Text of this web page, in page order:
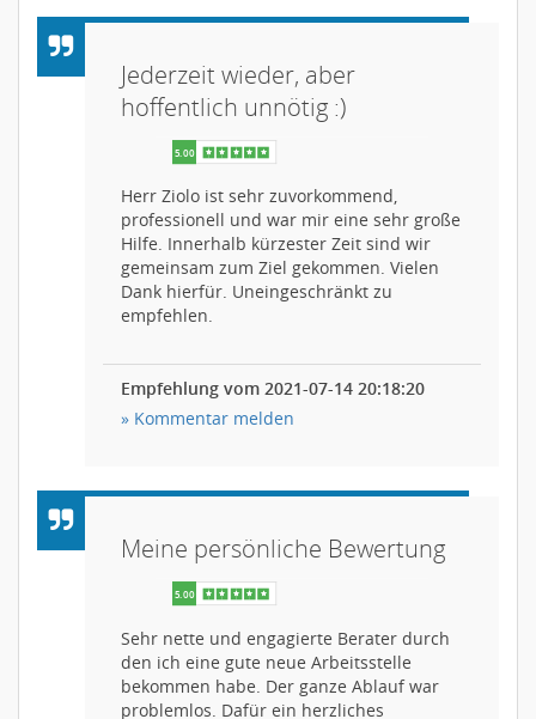
5.00
Jederzeit wieder, aber
hoffentlich unnötig :)
Herr Ziolo ist sehr zuvorkommend,
professionell und war mir eine sehr große
Hilfe. Innerhalb kürzester Zeit sind wir
gemeinsam zum Ziel gekommen. Vielen
Dank hierfür. Uneingeschränkt zu
empfehlen.
Empfehlung vom 2021-07-14 20:18:20
» Kommentar melden
Meine persönliche Bewertung
Sehr nette und engagierte Berater durch
den ich eine gute neue Arbeitsstelle
bekommen habe. Der ganze Ablauf war
problemlos. Dafür ein herzliches